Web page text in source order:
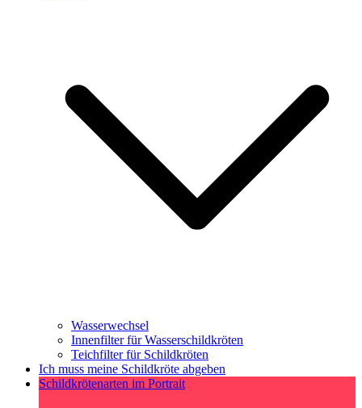
Wasserwechsel
Innenfilter für Wasserschildkröten
Teichfilter für Schildkröten
Ich muss meine Schildkröte abgeben
Schildkrötenarten im Portrait